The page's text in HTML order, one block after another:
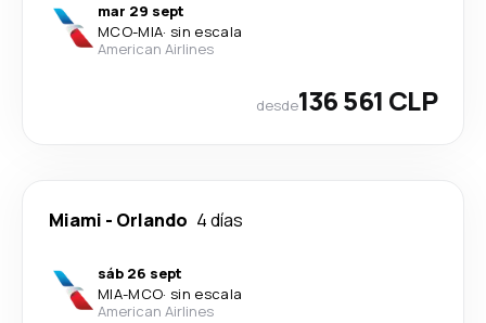
mar 29 sept
MCO-MIA· sin escala
American Airlines
desde136 561 CLP
Miami - Orlando 4 días
sáb 26 sept
MIA-MCO· sin escala
American Airlines